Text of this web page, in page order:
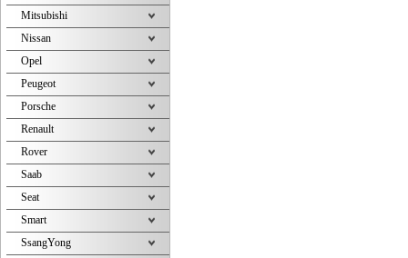
Mitsubishi
Nissan
Opel
Peugeot
Porsche
Renault
Rover
Saab
Seat
Smart
SsangYong